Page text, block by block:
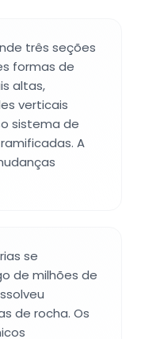
três seções
formas de
altas,
verticais
sistema de
A
se
de milhões de
de rocha. Os